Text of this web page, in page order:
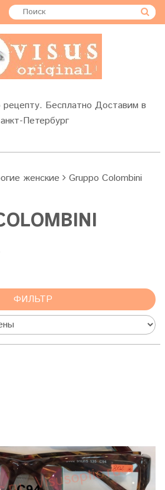
рецепту. Бесплатно Доставим в
Петербург
женские
Gruppo Colombini
ФИЛЬТР